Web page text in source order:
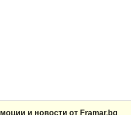
и новости от Framar.bg